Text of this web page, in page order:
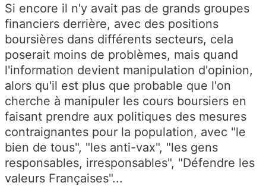
Si encore il n'y avait pas de grands groupes
financiers derrière, avec des positions
boursières dans différents secteurs, cela
poserait moins de problèmes, mais quand
l'information devient manipulation d'opinion,
alors qu'il est plus que probable que l'on
cherche à manipuler les cours boursiers en
faisant prendre aux politiques des mesures
contraignantes pour la population, avec "le
bien de tous", "les anti-vax", "les gens
responsables, irresponsables", "Défendre les
valeurs Françaises"...